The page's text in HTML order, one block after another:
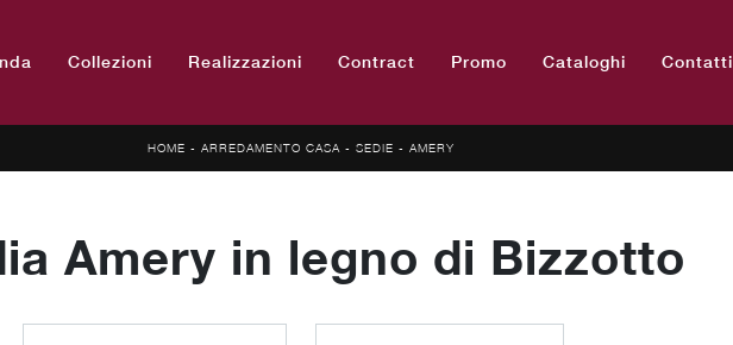
Collezioni Realizzazioni Contract Promo Cataloghi Contatti
HOME - ARREDAMENTO CASA - SEDIE - AMERY
Amery in legno di Bizzotto